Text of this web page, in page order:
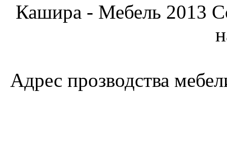
Кашира - Мебель 2013
Адрес прозводства